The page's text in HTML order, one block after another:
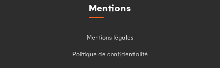
Mentions
Mentions légales
Politique de confidentialité